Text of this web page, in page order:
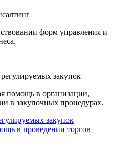
форм управления и
закупок
помощь в организации,
в закупочных процедурах.
закупок
в проведении торгов